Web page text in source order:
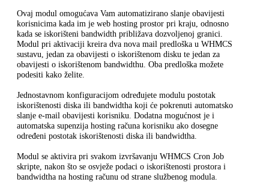
Ovaj modul omogućava Vam automatizirano slanje obavijesti
korisnicima kada im je web hosting prostor pri kraju, odnosno
kada se iskorišteni bandwidth približava dozvoljenoj granici.
Modul pri aktivaciji kreira dva nova mail predloška u WHMCS
sustavu, jedan za obavijesti o iskorištenom disku te jedan za
obavijesti o iskorištenom bandwidthu. Oba predloška možete
podesiti kako želite.
Jednostavnom konfiguracijom određujete modulu postotak
iskorištenosti diska ili bandwidtha koji će pokrenuti automatsko
slanje e-mail obavijesti korisniku. Dodatna mogućnost je i
automatska supenzija hosting računa korisniku ako dosegne
određeni postotak iskorištenosti diska ili bandwidtha.
Modul se aktivira pri svakom izvršavanju WHMCS Cron Job
skripte, nakon što se osvježe podaci o iskorištenosti prostora i
bandwidtha na hosting računu od strane službenog modula.